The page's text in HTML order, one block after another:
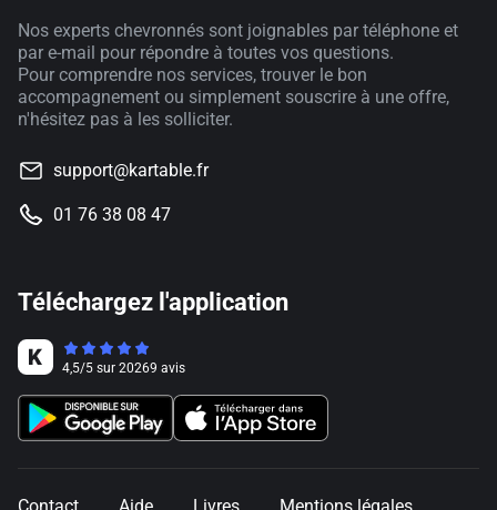
Nos experts chevronnés sont joignables par téléphone et
par e-mail pour répondre à toutes vos questions.
Pour comprendre nos services, trouver le bon
accompagnement ou simplement souscrire à une offre,
n'hésitez pas à les solliciter.
support@kartable.fr
01 76 38 08 47
Téléchargez l'application
4,5/5 sur 20269 avis
Contact Aide Livres Mentions légales